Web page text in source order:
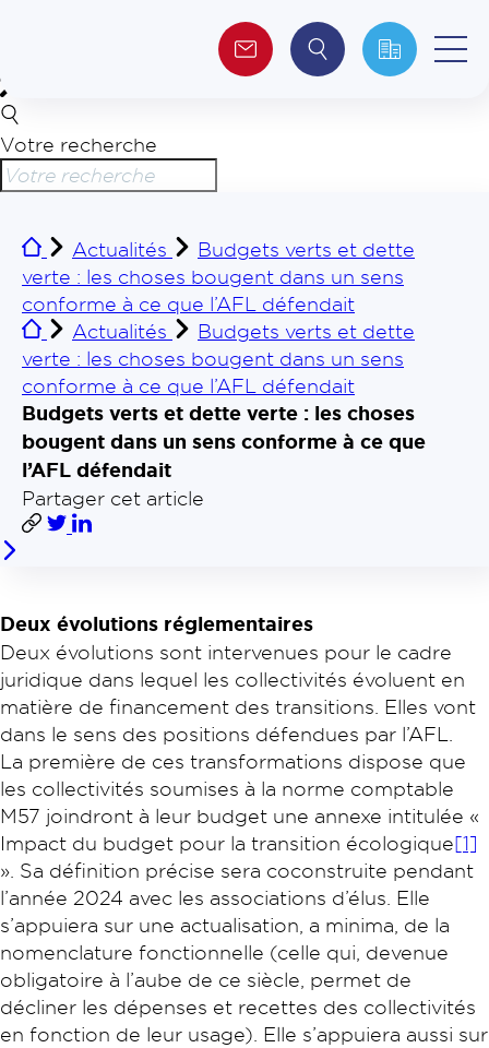
Qui sommes-nous ?
Investisseurs
Journalistes
Votre recherche
Actualités
Budgets verts et dette
verte : les choses bougent dans un sens
conforme à ce que l’AFL défendait
Actualités
Budgets verts et dette
verte : les choses bougent dans un sens
conforme à ce que l’AFL défendait
Budgets verts et dette verte : les choses
bougent dans un sens conforme à ce que
l’AFL défendait
Partager cet article
Deux évolutions réglementaires
Deux évolutions sont intervenues pour le cadre
juridique dans lequel les collectivités évoluent en
matière de financement des transitions. Elles vont
dans le sens des positions défendues par l’AFL.
La première de ces transformations dispose que
les collectivités soumises à la norme comptable
M57 joindront à leur budget une annexe intitulée «
Impact du budget pour la transition écologique[1]
». Sa définition précise sera coconstruite pendant
l’année 2024 avec les associations d’élus. Elle
s’appuiera sur une actualisation, a minima, de la
nomenclature fonctionnelle (celle qui, devenue
obligatoire à l’aube de ce siècle, permet de
décliner les dépenses et recettes des collectivités
en fonction de leur usage). Elle s’appuiera aussi sur